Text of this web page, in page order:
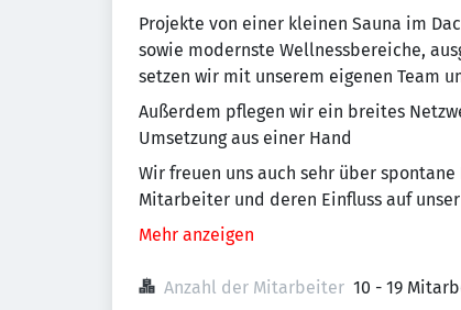
Projekte von einer kleinen Sauna im
sowie modernste Wellnessbereiche,
setzen wir mit unserem eigenen Team
Außerdem pflegen wir ein breites
Umsetzung aus einer Hand
Wir freuen uns auch sehr über
Mitarbeiter und deren Einfluss auf
Mehr anzeigen
Anzahl der Mitarbeiter 10 - 19